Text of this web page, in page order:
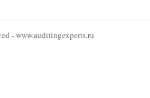
- www.auditingexperts.ru